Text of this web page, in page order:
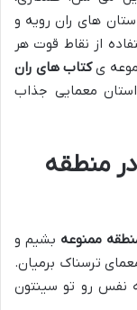
های ران رویه و
از نقاط قوت هر
یکتاب های ران
معمایی جذاب
منطقه
ممنوعه بشیم و
ترسناک برمیان.
نفس رو تو سینتون